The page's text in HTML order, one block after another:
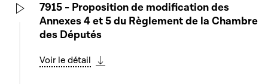
7915 - Proposition de modification des
Annexes 4 et 5 du Règlement de la Chambre
des Députés
Voir le détail